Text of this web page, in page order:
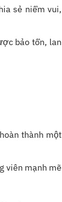
sẻ niềm vui,
bảo tồn, lan
thành một
viên mạnh mẽ